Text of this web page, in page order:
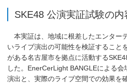
SKE48 公演実証試験の内
本実証は、地域に根差したエンター
いライブ演出の可能性を検証すること
がある名古屋市を拠点に活動する
した。EnerCerLight BANGLEによる
演出と、実際のライブ空間での効果を